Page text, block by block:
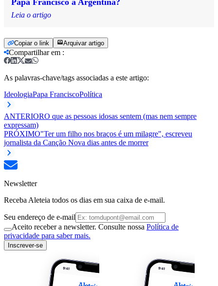
Leia o artigo
Copiar o link Arquivar artigo
Compartilhar em :
As palavras-chave/tags associadas a este artigo:
IdeologiaPapa FranciscoPolítica
ANTERIORO que as pessoas idosas sentem (mas nem sempre
expressam)
PRÓXIMO"Ter um filho nos braços é um milagre", escreveu
jornalista da Canção Nova dias antes de morrer
Newsletter
Receba Aleteia todos os dias em sua caixa de e-mail.
Seu endereço de e-mail
Aceito receber a newsletter. Consulte nossa Política de
privacidade para saber mais.
Inscrever-se